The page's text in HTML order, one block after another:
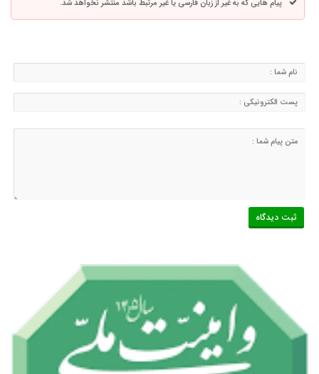
پیام هایی که به غیر از زبان فارسی یا غیر مرتبط باشد منتشر نخواهد شد.